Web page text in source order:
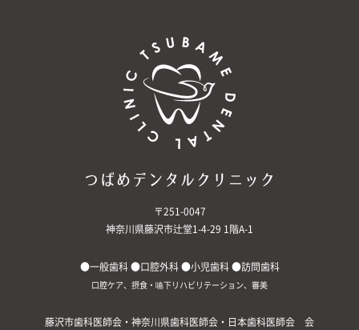
〒251-0047
神奈川県藤沢市辻堂1-4-29 1階A-1
●一般歯科 ●口腔外科 ●小児歯科 ●訪問歯科
口腔ケア、摂食・嚥下リハビリテーション、審美
藤沢市歯科医師会・神奈川県歯科医師会・日本歯科医師会 会